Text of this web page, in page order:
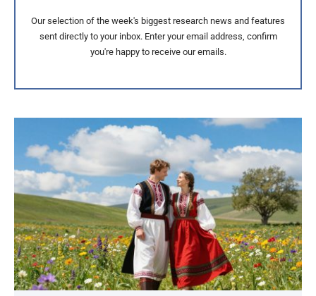
Our selection of the week's biggest research news and features
sent directly to your inbox. Enter your email address, confirm
you're happy to receive our emails.